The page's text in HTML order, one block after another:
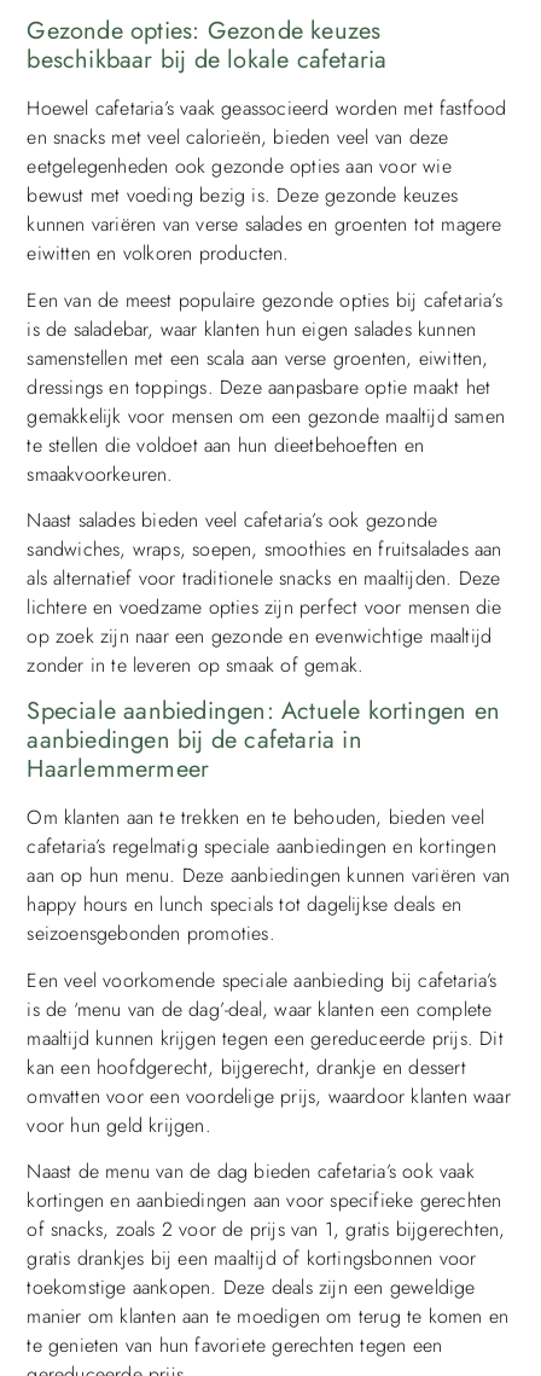
Gezonde opties: Gezonde keuzes
beschikbaar bij de lokale cafetaria
Hoewel cafetaria’s vaak geassocieerd worden met fastfood
en snacks met veel calorieën, bieden veel van deze
eetgelegenheden ook gezonde opties aan voor wie
bewust met voeding bezig is. Deze gezonde keuzes
kunnen variëren van verse salades en groenten tot magere
eiwitten en volkoren producten.
Een van de meest populaire gezonde opties bij cafetaria’s
is de saladebar, waar klanten hun eigen salades kunnen
samenstellen met een scala aan verse groenten, eiwitten,
dressings en toppings. Deze aanpasbare optie maakt het
gemakkelijk voor mensen om een gezonde maaltijd samen
te stellen die voldoet aan hun dieetbehoeften en
smaakvoorkeuren.
Naast salades bieden veel cafetaria’s ook gezonde
sandwiches, wraps, soepen, smoothies en fruitsalades aan
als alternatief voor traditionele snacks en maaltijden. Deze
lichtere en voedzame opties zijn perfect voor mensen die
op zoek zijn naar een gezonde en evenwichtige maaltijd
zonder in te leveren op smaak of gemak.
Speciale aanbiedingen: Actuele kortingen en
aanbiedingen bij de cafetaria in
Haarlemmermeer
Om klanten aan te trekken en te behouden, bieden veel
cafetaria’s regelmatig speciale aanbiedingen en kortingen
aan op hun menu. Deze aanbiedingen kunnen variëren van
happy hours en lunch specials tot dagelijkse deals en
seizoensgebonden promoties.
Een veel voorkomende speciale aanbieding bij cafetaria’s
is de ‘menu van de dag’-deal, waar klanten een complete
maaltijd kunnen krijgen tegen een gereduceerde prijs. Dit
kan een hoofdgerecht, bijgerecht, drankje en dessert
omvatten voor een voordelige prijs, waardoor klanten waar
voor hun geld krijgen.
Naast de menu van de dag bieden cafetaria’s ook vaak
kortingen en aanbiedingen aan voor specifieke gerechten
of snacks, zoals 2 voor de prijs van 1, gratis bijgerechten,
gratis drankjes bij een maaltijd of kortingsbonnen voor
toekomstige aankopen. Deze deals zijn een geweldige
manier om klanten aan te moedigen om terug te komen en
te genieten van hun favoriete gerechten tegen een